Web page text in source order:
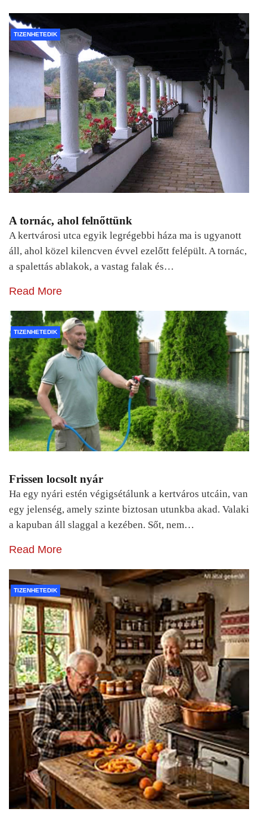
TIZENHETEDIK
A tornác, ahol felnőttünk
A kertvárosi utca egyik legrégebbi háza ma is ugyanott
áll, ahol közel kilencven évvel ezelőtt felépült. A tornác,
a spalettás ablakok, a vastag falak és…
Read More
TIZENHETEDIK
Frissen locsolt nyár
Ha egy nyári estén végigsétálunk a kertváros utcáin, van
egy jelenség, amely szinte biztosan utunkba akad. Valaki
a kapuban áll slaggal a kezében. Sőt, nem…
Read More
TIZENHETEDIK